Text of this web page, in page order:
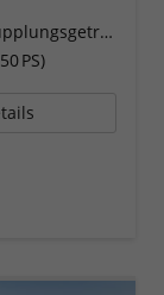
Doppelkupplungsgetriebe (DSG)
PS)